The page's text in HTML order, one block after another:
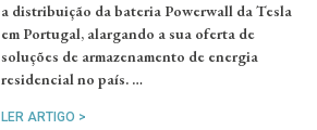
a distribuição da bateria Powerwall da Tesla
em Portugal, alargando a sua oferta de
soluções de armazenamento de energia
residencial no país. …
LER ARTIGO >